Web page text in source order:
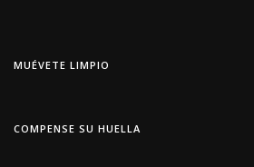
MUÉVETE LIMPIO
COMPENSE SU HUELLA